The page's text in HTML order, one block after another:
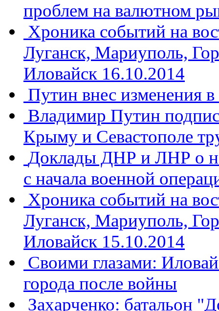
проблем на валютном
Хроника событий на
Луганск, Мариуполь,
Иловайск 16.10.2014
Путин внес изменения
Владимир Путин
Крыму и Севастополе
Доклады ДНР и ЛНР о
с начала военной
Хроника событий на
Луганск, Мариуполь,
Иловайск 15.10.2014
Своими глазами:
города после войны
Захарченко: батальон